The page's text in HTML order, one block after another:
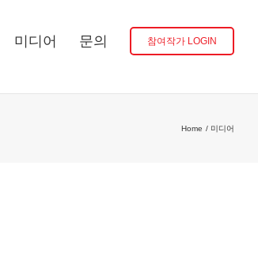
미디어 문의 참여작가 LOGIN
Home 미디어